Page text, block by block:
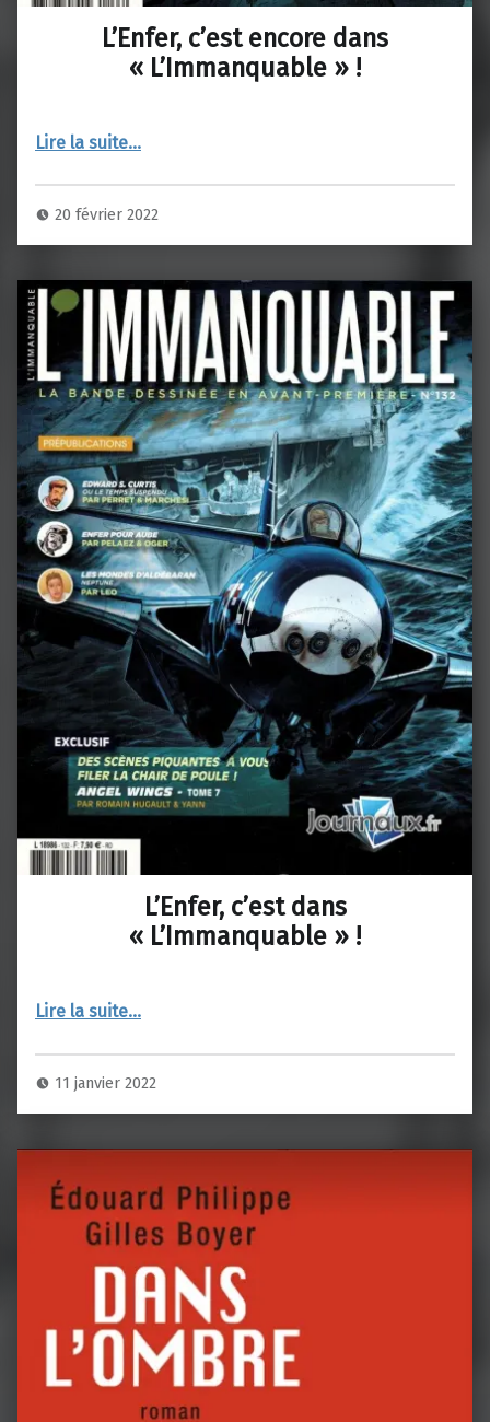
L’Enfer, c’est encore dans
« L’Immanquable » !
Lire la suite…
20 février 2022
L’Enfer, c’est dans
« L’Immanquable » !
Lire la suite…
11 janvier 2022